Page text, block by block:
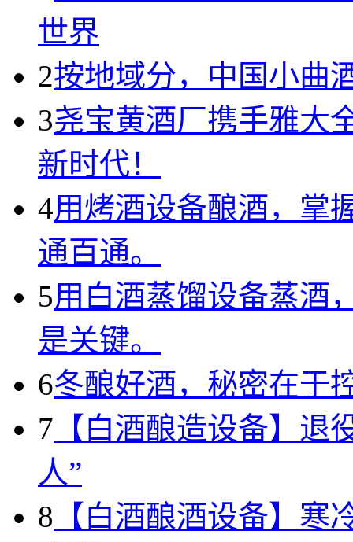
世界
2按地域分，中国小曲
3尧宝黄酒厂携手雅大
新时代！
4用烤酒设备酿酒，掌
通百通。
5用白酒蒸馏设备蒸酒
是关键。
6冬酿好酒，秘密在于
7 【白酒酿造设备】退
人”
8 【白酒酿酒设备】